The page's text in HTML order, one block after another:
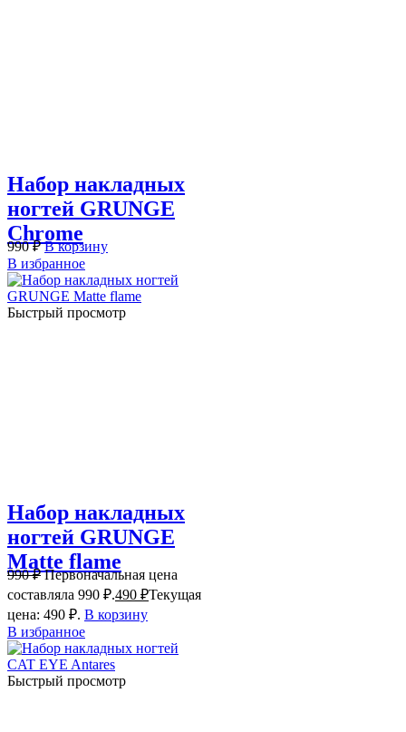
Набор накладных
ногтей GRUNGE
Chrome
990₽ В корзину
В избранное
Быстрый просмотр
Набор накладных
ногтей GRUNGE
Matte flame
990₽ Первоначальная цена
составляла 990 ₽.490 ₽Текущая
цена: 490 ₽. В корзину
В избранное
Быстрый просмотр